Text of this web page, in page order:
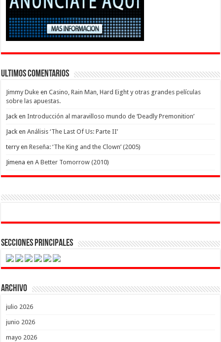
Ultimos Comentarios
Jimmy Duke enCasino, Rain Man, Hard Eight y otras grandes películas
sobre las apuestas.
Jack enIntroducción al maravilloso mundo de ‘Deadly Premonition’
Jack enAnálisis ‘The Last Of Us: Parte II’
terryenReseña: ‘The King and the Clown’ (2005)
Jimena enA Better Tomorrow (2010)
Secciones Principales
Archivo
julio 2026
junio 2026
mayo 2026